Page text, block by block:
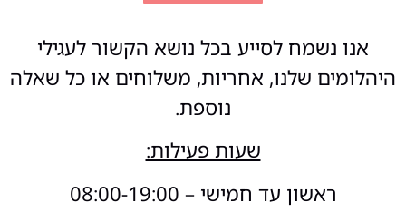
אנו נשמח לסייע בכל נושא הקשור לעגילי
היהלומים שלנו, אחריות, משלוחים או כל שאלה
נוספת.
שעות פעילות:
ראשון עד חמישי – 08:00-19:00